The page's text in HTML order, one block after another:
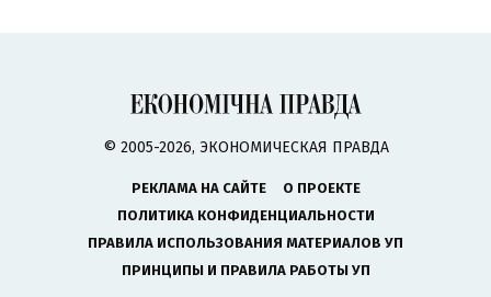
© 2005-2026, ЭКОНОМИЧЕСКАЯ ПРАВДА
РЕКЛАМА НА САЙТЕ
О ПРОЕКТЕ
ПОЛИТИКА КОНФИДЕНЦИАЛЬНОСТИ
ПРАВИЛА ИСПОЛЬЗОВАНИЯ МАТЕРИАЛОВ УП
ПРИНЦИПЫ И ПРАВИЛА РАБОТЫ УП